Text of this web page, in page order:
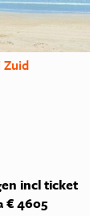
Zuid
incl ticket
€ 4605